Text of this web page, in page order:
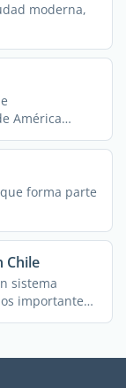
moderna,
América
forma parte
Chile
sistema
importantes